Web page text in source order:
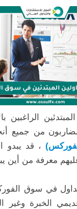
الراغبين
من جميع
، قد يبدو
معرفة من أين
في سوق
الخبرة وغير